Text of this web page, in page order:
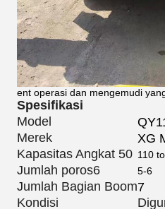
ent operasi dan mengemudi
Spesifikasi
Model
Merek
XG
Kapasitas Angkat 50 110
Jumlah poros6 5-6
Jumlah Bagian Boom7
Kondisi